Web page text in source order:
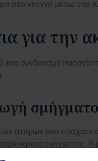
στο νεογνό μέσω του
για την
ένα συνδυασμό
ατόμων που πάσχουν
σμήγματος.